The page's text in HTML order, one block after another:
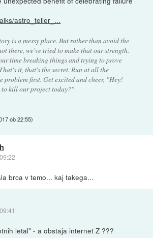
astro_teller_...
is a messy place. But rather than avoid the
there, we've tried to make that our strength.
time breaking things and trying to prove
it, that's the secret. Run at all the
problem first. Get excited and cheer, "Hey!
to kill our project today?"
ob 22:55)
brca v temo... kaj takega...
letal" - a obstaja internet Z ???